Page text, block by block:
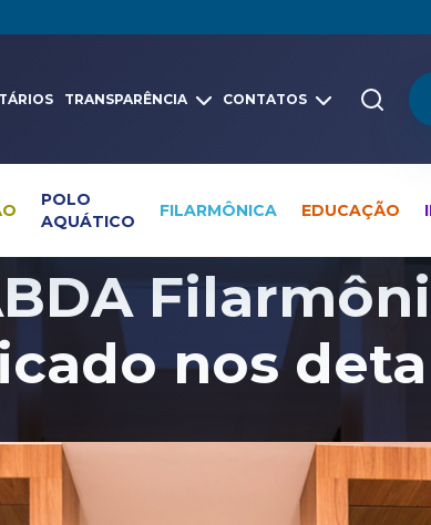
TRANSPARÊNCIA CONTATOS
POLO
AQUÁTICO
FILARMÔNICA EDUCAÇÃO
Pesquisa global Notícias Filarmônica
nos